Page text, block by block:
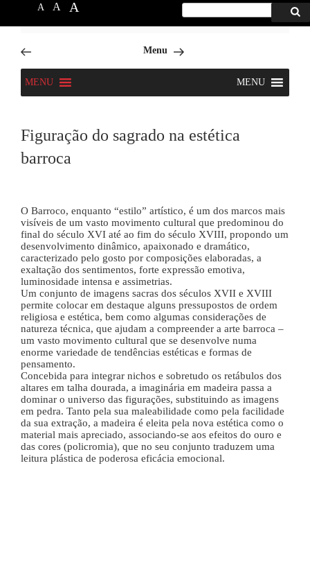
A A A
Procurar
por:
to
content
Menu
MENU MENU
Figuração do sagrado na estética
barroca
O Barroco, enquanto “estilo” artístico, é um dos marcos mais
visíveis de um vasto movimento cultural que predominou do
final do século XVI até ao fim do século XVIII, propondo um
desenvolvimento dinâmico, apaixonado e dramático,
caracterizado pelo gosto por composições elaboradas, a
exaltação dos sentimentos, forte expressão emotiva,
luminosidade intensa e assimetrias.
Um conjunto de imagens sacras dos séculos XVII e XVIII
permite colocar em destaque alguns pressupostos de ordem
religiosa e estética, bem como algumas considerações de
natureza técnica, que ajudam a compreender a arte barroca –
um vasto movimento cultural que se desenvolve numa
enorme variedade de tendências estéticas e formas de
pensamento.
Concebida para integrar nichos e sobretudo os retábulos dos
altares em talha dourada, a imaginária em madeira passa a
dominar o universo das figurações, substituindo as imagens
em pedra. Tanto pela sua maleabilidade como pela facilidade
da sua extração, a madeira é eleita pela nova estética como o
material mais apreciado, associando-se aos efeitos do ouro e
das cores (policromia), que no seu conjunto traduzem uma
leitura plástica de poderosa eficácia emocional.